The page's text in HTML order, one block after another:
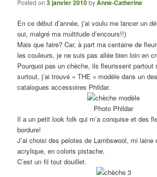
Posted on3 janvier 2010byAnne-Catherine
En ce début d’année, j’ai voulu me lancer un
oui, malgré ma multitude d’encours!!)
Mais que faire? Car, à part ma centaine de
les couleurs, je ne suis pas allée bien loin en
Pourquoi pas un chèche, ils fleurissent partout
surtout, j’ai trouvé « THE » modèle dans un
catalogues accessoires Phildar.
Photo Phildar
Il a un petit look folk qui m’a conquise et des
bordure!
J’ai choisi des pelotes de Lambswool, mi laine
acrylique, en coloris pistache.
C’est un fil tout douillet.